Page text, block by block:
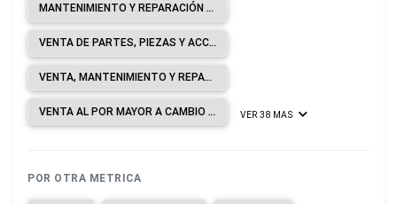
MANTENIMIENTO Y REPARACIÓN DE VEHÍCULOS AUTOMOTORES.
VENTA DE PARTES, PIEZAS Y ACCESORIOS PARA VEHÍCULOS AUTOMOTORES.
VENTA, MANTENIMIENTO Y REPARACIÓN DE MOTOCICLETAS Y DE SUS PARTES, PIEZAS Y ACCESORIOS.
VENTA AL POR MAYOR A CAMBIO DE UNA COMISIÓN O POR CONTRATO. VER 38 MAS
POR OTRA METRICA